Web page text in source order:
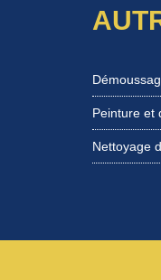
Peinture et
Nettoyage